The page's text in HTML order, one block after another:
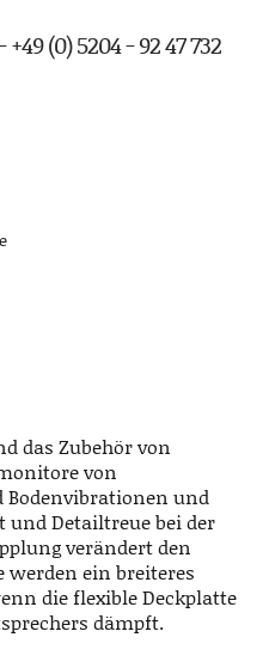
(0) 5204 - 92 47 732
das Zubehör von
von
und
Detailtreue bei der
verändert den
werden ein breiteres
die flexible Deckplatte
dämpft.